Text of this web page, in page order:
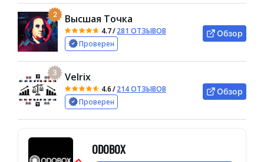
2 Высшая Точка
4.7/281 ОТЗЫВОВ
Проверен
Обзор
3 Velrix
4.6/214 ОТЗЫВОВ
Проверен
Обзор
ODOBOX